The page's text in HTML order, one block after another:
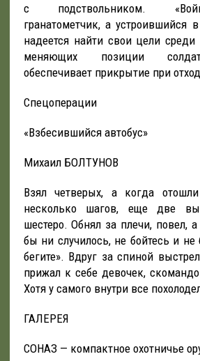
с подствольником.
гранатометчик, а устроившийся
надеется найти свои цели
меняющих позиции
обеспечивает прикрытие при
Спецоперации
«Взбесившийся автобус»
Михаил БОЛТУНОВ
Взял четверых, а когда
несколько шагов, еще две
шестеро. Обнял за плечи, повел,
бы ни случилось, не бойтесь и не
бегите». Вдруг за спиной
прижал к себе девочек,
Хотя у самого внутри все
ГАЛЕРЕЯ
СОНАЗ — компактное охотничье